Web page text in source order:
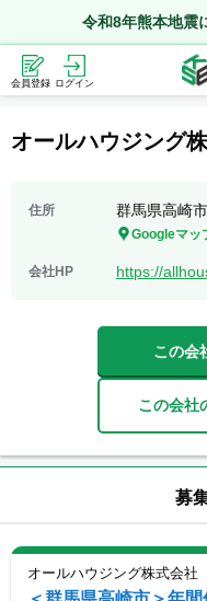
令和8年熊本地震
会員登録 ログイン
オールハウジング
住所 群馬県高崎
Googleマッ
会社HP https://
この会
この会社
募
オールハウジング株式会社